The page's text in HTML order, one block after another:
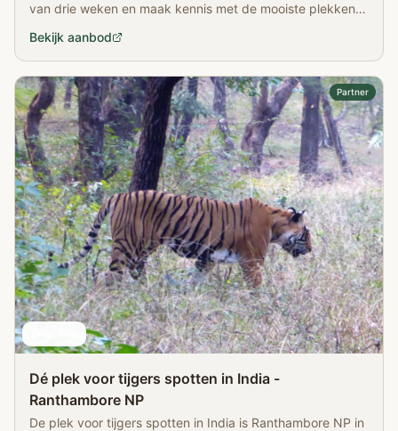
van drie weken en maak kennis met de mooiste plekken
Bekijk aanbod
Partner
Dé plek voor tijgers spotten in India -
Ranthambore NP
De plek voor tijgers spotten in India is Ranthambore NP in